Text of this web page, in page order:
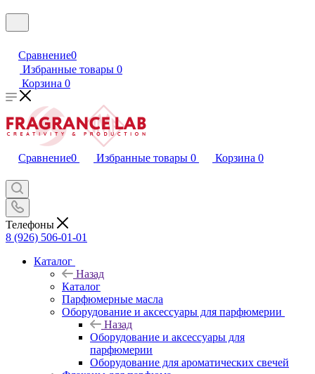
Сравнение0
Избранные товары 0
Корзина 0
Сравнение0 Избранные товары 0 Корзина 0
Телефоны
8 (926) 506-01-01
Каталог
Назад
Каталог
Парфюмерные масла
Оборудование и аксессуары для парфюмерии
Назад
Оборудование и аксессуары для
парфюмерии
Оборудование для ароматических свечей